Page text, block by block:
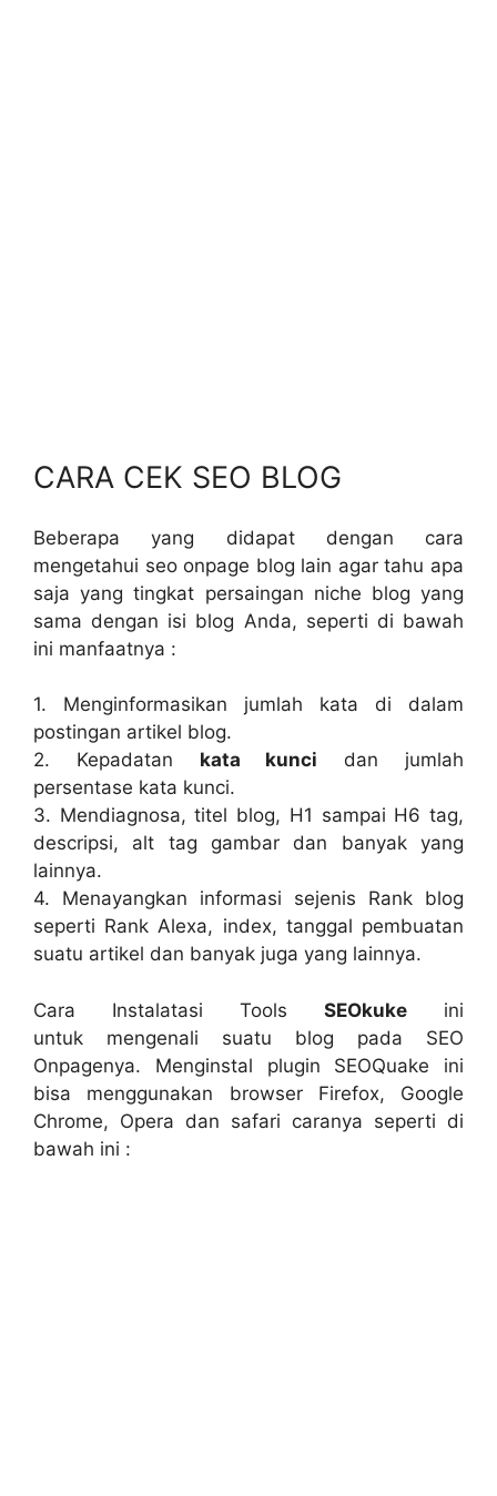
CARA CEK SEO BLOG
Beberapa yang didapat dengan cara
mengetahui seo onpage blog lain agar tahu apa
saja yang tingkat persaingan niche blog yang
sama dengan isi blog Anda, seperti di bawah
ini manfaatnya :
1. Menginformasikan jumlah kata di dalam
postingan artikel blog.
2. Kepadatan kata kunci dan jumlah
persentase kata kunci.
3. Mendiagnosa, titel blog, H1 sampai H6 tag,
descripsi, alt tag gambar dan banyak yang
lainnya.
4. Menayangkan informasi sejenis Rank blog
seperti Rank Alexa, index, tanggal pembuatan
suatu artikel dan banyak juga yang lainnya.
Cara Instalatasi Tools SEOkuke ini
untuk mengenali suatu blog pada SEO
Onpagenya. Menginstal plugin SEOQuake ini
bisa menggunakan browser Firefox, Google
Chrome, Opera dan safari caranya seperti di
bawah ini :